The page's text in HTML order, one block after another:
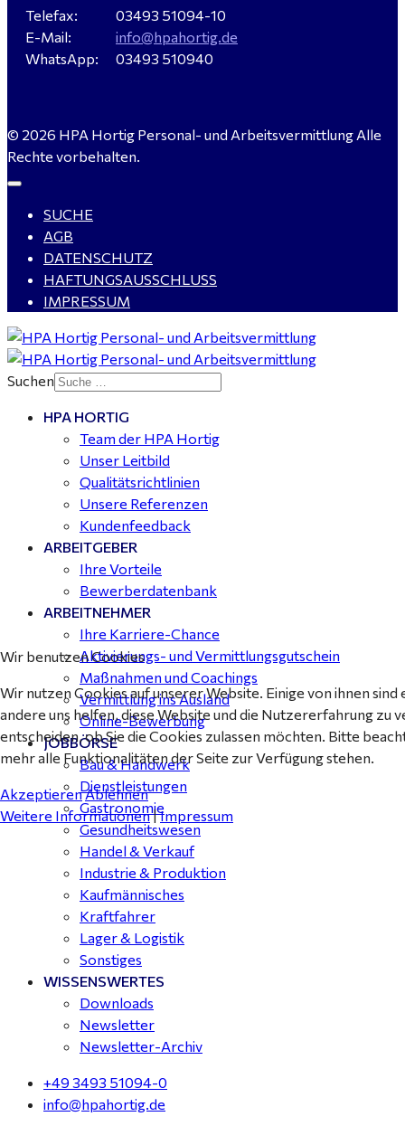
Verkäufer / Fachberater (m/w/d) - Baustoffe Fliesen -
für Dessau-Roßlau gesucht
gesucht - ab 4.500,00 €
WIG-Schweißer / Vorrichter (m/w/d) Anlagen- und
Rohrleitungsbau - Tagschicht - Leuna ab 20 €
gesucht für Halle (Saale) - ab 4.000 €
Buchhalter (m/w/d) für Halle (Saale) gesucht - TZ 20-
Telefax:
E-Mail:
WhatsApp:
03493 51094-10
info@hpahortig.de
03493 510940
© 2026 HPA Hortig Personal- und Arbeitsvermittlung Alle
Rechte vorbehalten.
SUCHE
AGB
DATENSCHUTZ
HAFTUNGSAUSSCHLUSS
IMPRESSUM
Suchen
HPA HORTIG
Team der HPA Hortig
Unser Leitbild
Qualitätsrichtlinien
Unsere Referenzen
Kundenfeedback
ARBEITGEBER
Ihre Vorteile
Bewerberdatenbank
ARBEITNEHMER
Ihre Karriere-Chance
Aktivierungs- und Vermittlungsgutschein
Maßnahmen und Coachings
Vermittlung ins Ausland
Online-Bewerbung
JOBBÖRSE
Bau & Handwerk
Dienstleistungen
Gastronomie
Gesundheitswesen
Handel & Verkauf
Industrie & Produktion
Kaufmännisches
Kraftfahrer
Lager & Logistik
Sonstiges
WISSENSWERTES
Downloads
Newsletter
Newsletter-Archiv
+49 3493 51094-0
info@hpahortig.de
Wir benutzen Cookies
Wir nutzen Cookies auf unserer Website. Einige von ihnen
andere uns helfen, diese Website und die Nutzererfahrung zu
entscheiden, ob Sie die Cookies zulassen möchten. Bitte
mehr alle Funktionalitäten der Seite zur Verfügung stehen.
AkzeptierenAblehnen
Weitere Informationen|Impressum